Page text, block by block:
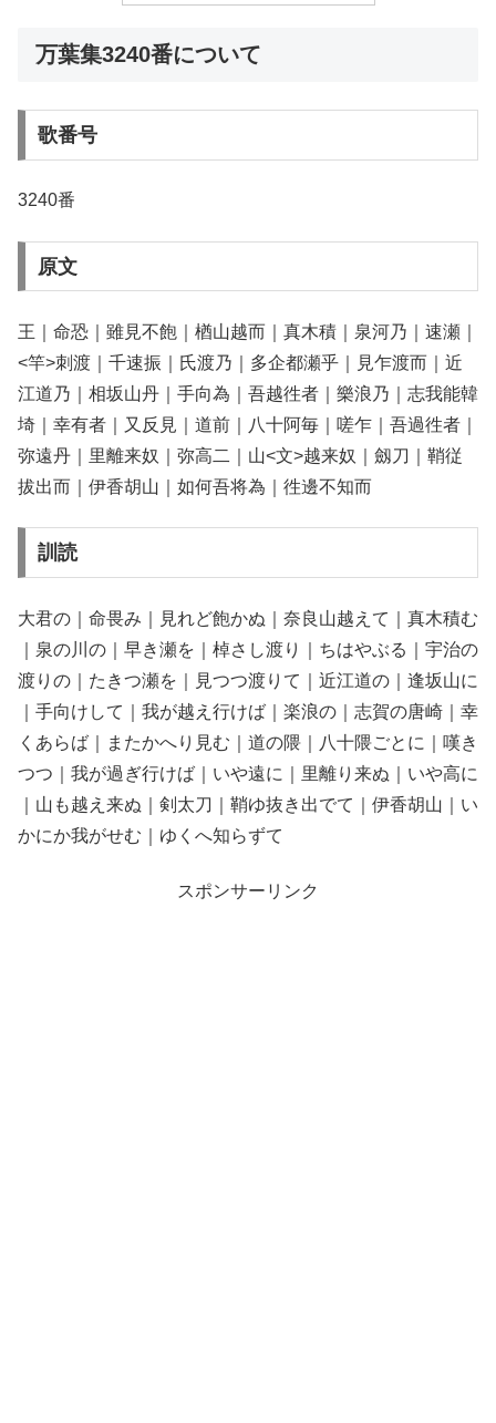
万葉集3240番について
歌番号
3240番
原文
王｜命恐｜雖見不飽｜楢山越而｜真木積｜泉河乃｜速瀬｜
<竿>刺渡｜千速振｜氏渡乃｜多企都瀬乎｜見乍渡而｜近
江道乃｜相坂山丹｜手向為｜吾越徃者｜樂浪乃｜志我能韓
埼｜幸有者｜又反見｜道前｜八十阿毎｜嗟乍｜吾過徃者｜
弥遠丹｜里離来奴｜弥高二｜山<文>越来奴｜劔刀｜鞘従
拔出而｜伊香胡山｜如何吾将為｜徃邊不知而
訓読
大君の｜命畏み｜見れど飽かぬ｜奈良山越えて｜真木積む
｜泉の川の｜早き瀬を｜棹さし渡り｜ちはやぶる｜宇治の
渡りの｜たきつ瀬を｜見つつ渡りて｜近江道の｜逢坂山に
｜手向けして｜我が越え行けば｜楽浪の｜志賀の唐崎｜幸
くあらば｜またかへり見む｜道の隈｜八十隈ごとに｜嘆き
つつ｜我が過ぎ行けば｜いや遠に｜里離り来ぬ｜いや高に
｜山も越え来ぬ｜剣太刀｜鞘ゆ抜き出でて｜伊香胡山｜い
かにか我がせむ｜ゆくへ知らずて
スポンサーリンク